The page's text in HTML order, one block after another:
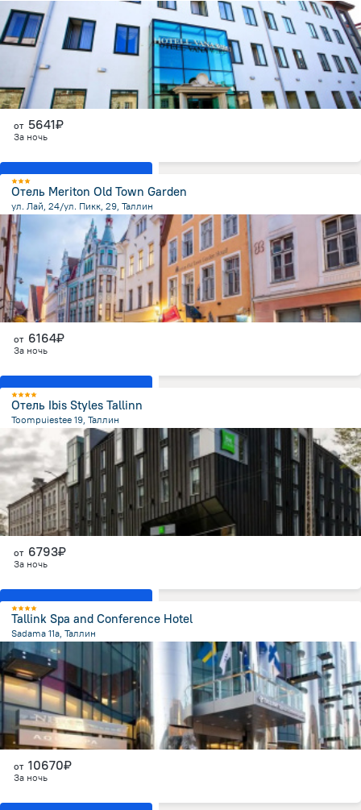
от центра
от 5641₽
За ночь
Показать все номера
Отель Meriton Old Town Garden
ул. Лай, 24/ул. Пикк, 29, Таллин
221.6 м
от центра
от 6164₽
За ночь
Показать все номера
Отель Ibis Styles Tallinn
Toompuiestee 19, Таллин
769.9 м
от центра
от 6793₽
За ночь
Показать все номера
Tallink Spa and Conference Hotel
Sadama 11a, Таллин
998.1 м
от центра
от 10670₽
За ночь